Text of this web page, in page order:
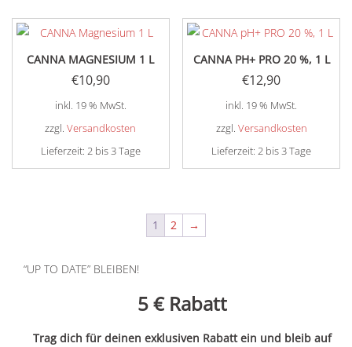
werden
weist
Varianten
auf.
Die
Optionen
können
auf
CANNA MAGNESIUM 1 L
€10,90
inkl. 19 % MwSt.
zzgl.Versandkosten
Lieferzeit: 2 bis 3 Tage
CANNA PH+ PRO 20 %, 1 L
€12,90
inkl. 19 % MwSt.
zzgl. Versandkosten
Lieferzeit:2 bis 3 Tage
1 2 →
“UP TO DATE” BLEIBEN!
5 € Rabatt
Trag dich für deinen exklusiven Rabatt ein und bleib auf